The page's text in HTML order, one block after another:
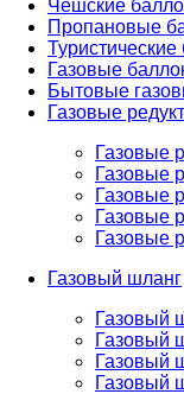
Чешские
Пропановые
Газовые
Бытовые
Газовые
Газовые
Газовые
Газовые
Газовые
Газовые
Газовый шланг
Газовый
Газовый
Газовый
Газовый